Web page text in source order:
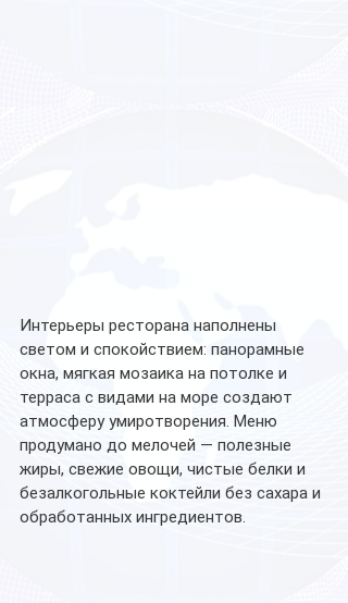
Интерьеры ресторана наполнены
светом и спокойствием: панорамные
окна, мягкая мозаика на потолке и
терраса с видами на море создают
атмосферу умиротворения. Меню
продумано до мелочей — полезные
жиры, свежие овощи, чистые белки и
безалкогольные коктейли без сахара и
обработанных ингредиентов.